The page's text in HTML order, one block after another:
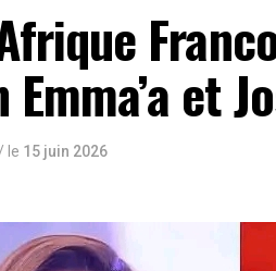
et
le 15 juin 2026